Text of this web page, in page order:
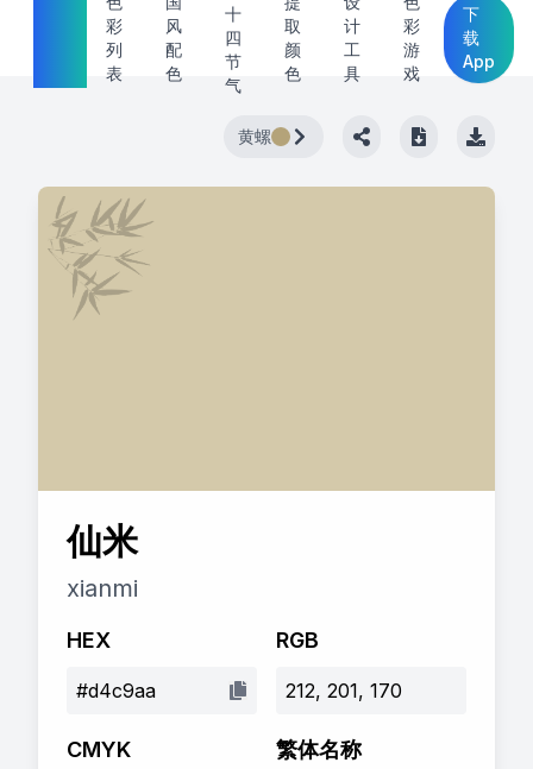
彩
列
表
风
配
色
十
四
节
气
取
颜
色
计
工
具
彩
游
戏
下
载
App
黄螺
仙米
xianmi
HEX
#d4c9aa
RGB
212, 201, 170
CMYK 繁体名称